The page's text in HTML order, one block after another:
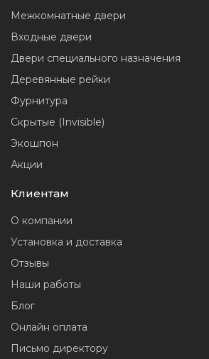
Межкомнатные двери
Входные двери
Двери специального назначения
Деревянные рейки
Фурнитура
Скрытые (Invisible)
Экошпон
Акции
Клиентам
О компании
Установка и доставка
Отзывы
Наши работы
Блог
Онлайн оплата
Письмо директору